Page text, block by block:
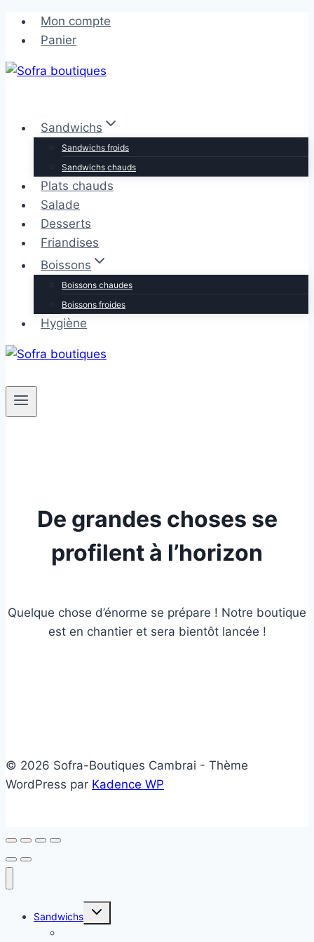
Aller
contenu
Aller
contenu
Mon compte
Panier
Sandwichs
Sandwichs froids
Sandwichs chauds
Plats chauds
Salade
Desserts
Friandises
Boissons
Boissons chaudes
Boissons froides
Hygiène
De grandes choses se
profilent à l’horizon
Quelque chose d’énorme se prépare ! Notre boutique
est en chantier et sera bientôt lancée !
© 2026 Sofra-Boutiques Cambrai - Thème
WordPress par Kadence WP
Sandwichs
Ouvrir/fermer